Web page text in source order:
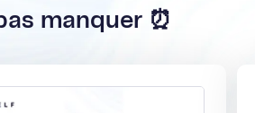
manquer ⏰